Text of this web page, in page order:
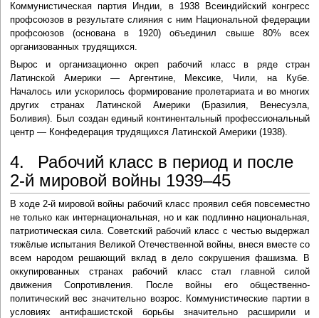
Коммунистическая партия Индии, в 1938 Всеиндийский конгресс
профсоюзов в результате слияния с ним Национальной федерации
профсоюзов (основана в 1920) объединил свыше 80% всех
организованных трудящихся.
Вырос и организационно окреп рабочий класс в ряде стран
Латинской Америки — Аргентине, Мексике, Чили, на Кубе.
Началось или ускорилось формирование пролетариата и во многих
других странах Латинской Америки (Бразилия, Венесуэла,
Боливия). Был создан единый континентальный профессиональный
центр — Конфедерация трудящихся Латинской Америки (1938).
4. Рабочий класс в период и после
2-й мировой войны 1939–45
В ходе 2-й мировой войны рабочий класс проявил себя повсеместно
не только как интернациональная, но и как подлинно национальная,
патриотическая сила. Советский рабочий класс с честью выдержал
тяжёлые испытания Великой Отечественной войны, внеся вместе со
всем народом решающий вклад в дело сокрушения фашизма. В
оккупированных странах рабочий класс стал главной силой
движения Сопротивления. После войны его общественно-
политический вес значительно возрос. Коммунистические партии в
условиях антифашистской борьбы значительно расширили и